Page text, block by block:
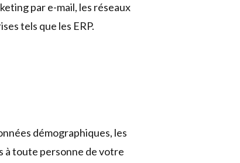
par e-mail, les réseaux
tels que les ERP.
démographiques, les
à toute personne de votre